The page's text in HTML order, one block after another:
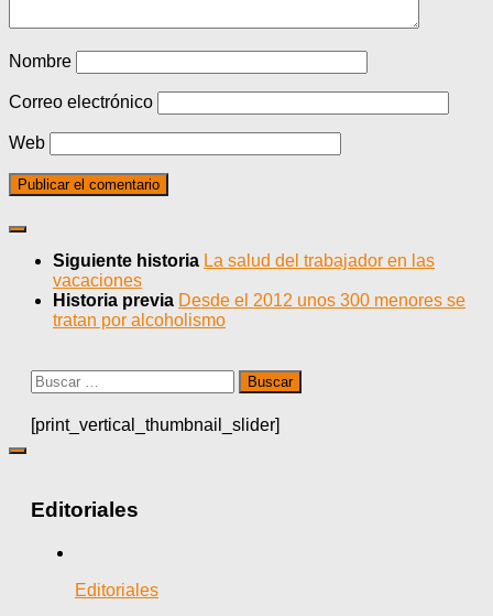
Nombre
Correo electrónico
Web
Siguiente historia La salud del trabajador en las
vacaciones
Historia previa Desde el 2012 unos 300 menores se
tratan por alcoholismo
Buscar:
[print_vertical_thumbnail_slider]
Editoriales
Editoriales